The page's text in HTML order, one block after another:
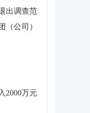
出调查范
公司）
2000万元